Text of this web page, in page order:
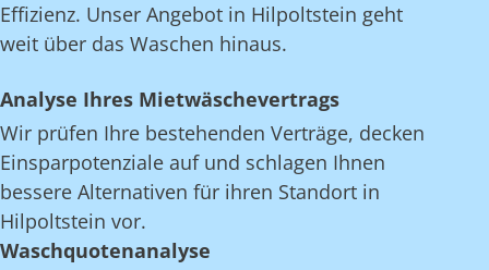
Effizienz. Unser Angebot in Hilpoltstein geht
weit über das Waschen hinaus.
Analyse Ihres Mietwäschevertrags
Wir prüfen Ihre bestehenden Verträge, decken
Einsparpotenziale auf und schlagen Ihnen
bessere Alternativen für ihren Standort in
Hilpoltstein vor.
Waschquotenanalyse